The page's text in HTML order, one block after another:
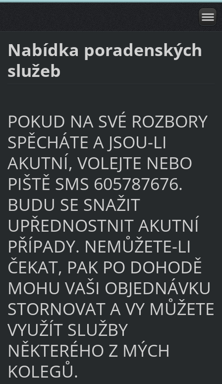
Nabídka poradenských
služeb
POKUD NA SVÉ ROZBORY
SPĚCHÁTE A JSOU-LI
AKUTNÍ, VOLEJTE NEBO
PIŠTĚ SMS 605787676.
BUDU SE SNAŽIT
UPŘEDNOSTNIT AKUTNÍ
PŘÍPADY. NEMŮŽETE-LI
ČEKAT, PAK PO DOHODĚ
MOHU VAŠI OBJEDNÁVKU
STORNOVAT A VY MŮŽETE
VYUŽÍT SLUŽBY
NĚKTERÉHO Z MÝCH
KOLEGŮ.